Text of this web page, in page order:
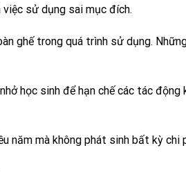
việc sử dụng sai mục đích.
ghế trong quá trình sử dụng.
học sinh để hạn chế các tác động
năm mà không phát sinh bất kỳ chi